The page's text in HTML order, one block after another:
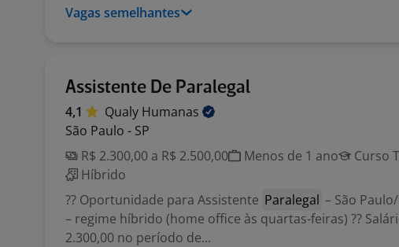
Vagas semelhantes
Assistente De Paralegal
4,1 Qualy Humanas
São Paulo - SP
R$ 2.300,00 a R$ 2.500,00
Menos de 1 ano
Curso
Híbrido
?? Oportunidade para Assistente Paralegal – São Paulo/
– regime híbrido (home office às quartas-feiras) ??
2.300,00 no período de...